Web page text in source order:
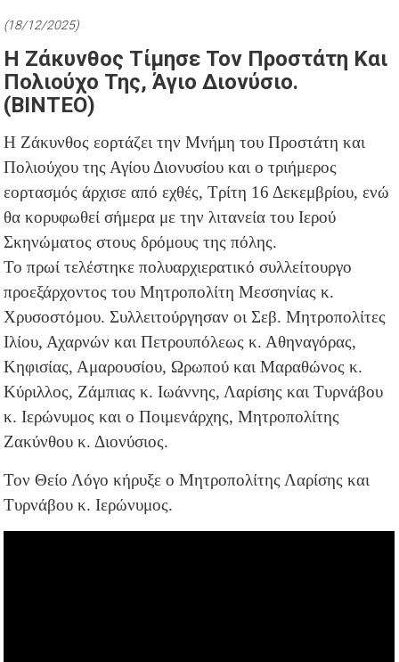
(18/12/2025)
Η Ζάκυνθος Τίμησε Τον Προστάτη Και
Πολιούχο Της, Άγιο Διονύσιο.
(BINTEO)
Η Ζάκυνθος εορτάζει την Μνήμη του Προστάτη και
Πολιούχου της Αγίου Διονυσίου και ο τριήμερος
εορτασμός άρχισε από εχθές, Τρίτη 16 Δεκεμβρίου, ενώ
θα κορυφωθεί σήμερα με την λιτανεία του Ιερού
Σκηνώματος στους δρόμους της πόλης.
Το πρωί τελέστηκε πολυαρχιερατικό συλλείτουργο
προεξάρχοντος του Μητροπολίτη Μεσσηνίας κ.
Χρυσοστόμου. Συλλειτούργησαν οι Σεβ. Μητροπολίτες
Ιλίου, Αχαρνών και Πετρουπόλεως κ. Αθηναγόρας,
Κηφισίας, Αμαρουσίου, Ωρωπού και Μαραθώνος κ.
Κύριλλος, Ζάμπιας κ. Ιωάννης, Λαρίσης και Τυρνάβου
κ. Ιερώνυμος και ο Ποιμενάρχης, Μητροπολίτης
Ζακύνθου κ. Διονύσιος.
Τον Θείο Λόγο κήρυξε ο Μητροπολίτης Λαρίσης και
Τυρνάβου κ. Ιερώνυμος.